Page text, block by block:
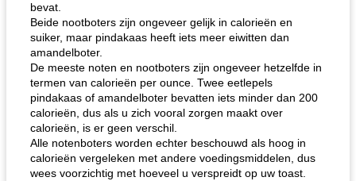
gemakkelijke rijst en hamburger een gerecht diner
bevat.
Beide nootboters zijn ongeveer gelijk in calorieën en
suiker, maar pindakaas heeft iets meer eiwitten dan
amandelboter.
De meeste noten en nootboters zijn ongeveer hetzelfde in
termen van calorieën per ounce. Twee eetlepels
pindakaas of amandelboter bevatten iets minder dan 200
calorieën, dus als u zich vooral zorgen maakt over
calorieën, is er geen verschil.
Alle notenboters worden echter beschouwd als hoog in
calorieën vergeleken met andere voedingsmiddelen, dus
wees voorzichtig met hoeveel u verspreidt op uw toast.